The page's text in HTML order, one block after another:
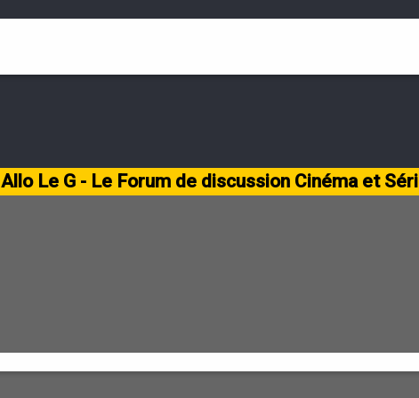
Allo Le G - Le Forum de discussion Cinéma et